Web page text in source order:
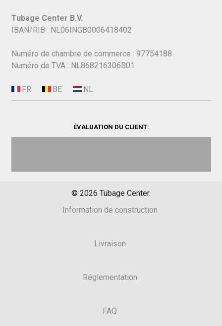
Tubage Center B.V.
IBAN/RIB : NL06INGB0006418402
Numéro de chambre de commerce : 97754188
Numéro de TVA : NL868216306B01
ÉVALUATION DU CLIENT:
© 2026 Tubage Center.
Information de construction
Livraison
Réglementation
FAQ